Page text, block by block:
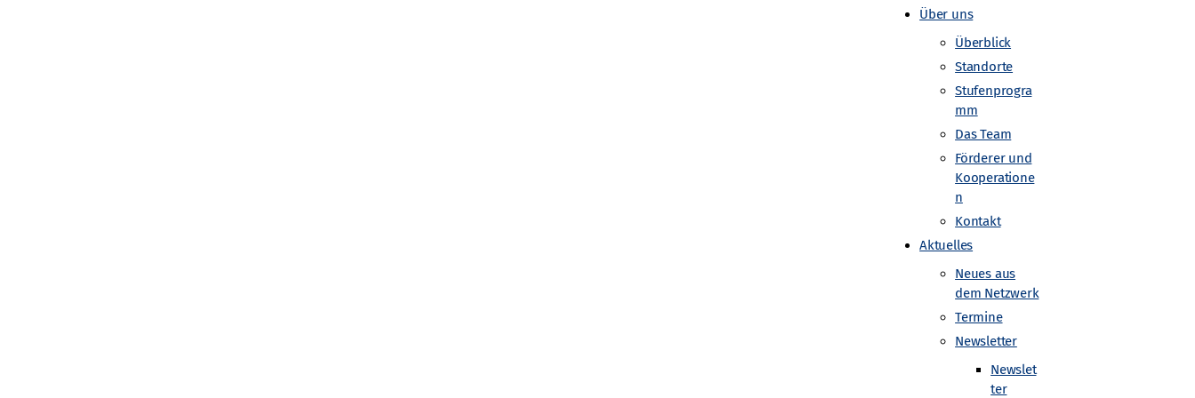
Über uns
Überblick
Standorte
Stufenprogra
mm
Das Team
Förderer und
Kooperatione
n
Kontakt
Aktuelles
Neues aus
dem Netzwerk
Termine
Newsletter
Newslet
ter
Simone Zimmermann promoviert an der Uni Bonn und hat dort schon viele Masterclasses geleitet. Im
Moment genießt sie die internationale Atmosphäre am CERN, wo sie die Forschungsarbeit für die Physik gut